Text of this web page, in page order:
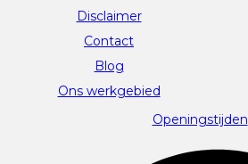
Disclaimer
Contact
Blog
Ons werkgebied
Openingstijden